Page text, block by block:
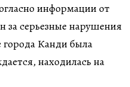
информации от
за серьезные нарушения
города Канди была
находилась на